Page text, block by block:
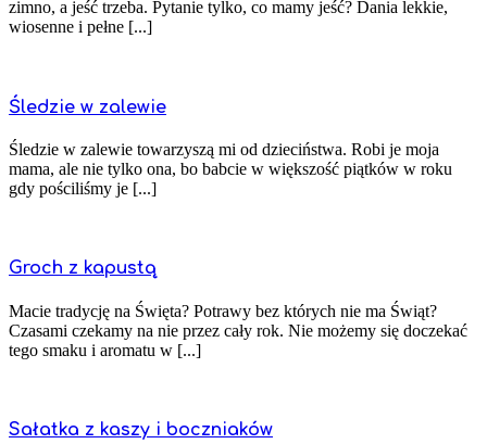
zimno, a jeść trzeba. Pytanie tylko, co mamy jeść? Dania lekkie,
wiosenne i pełne [...]
Śledzie w zalewie
Śledzie w zalewie towarzyszą mi od dzieciństwa. Robi je moja
mama, ale nie tylko ona, bo babcie w większość piątków w roku
gdy pościliśmy je [...]
Groch z kapustą
Macie tradycję na Święta? Potrawy bez których nie ma Świąt?
Czasami czekamy na nie przez cały rok. Nie możemy się doczekać
tego smaku i aromatu w [...]
Sałatka z kaszy i boczniaków